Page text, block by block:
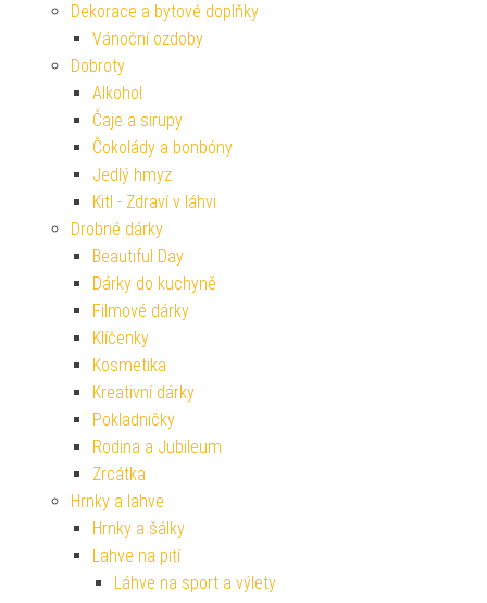
Dekorace a bytové doplňky
Vánoční ozdoby
Dobroty
Alkohol
Čaje a sirupy
Čokolády a bonbóny
Jedlý hmyz
Kitl - Zdraví v láhvi
Drobné dárky
Beautiful Day
Dárky do kuchyně
Filmové dárky
Klíčenky
Kosmetika
Kreativní dárky
Pokladničky
Rodina a Jubileum
Zrcátka
Hrnky a lahve
Hrnky a šálky
Lahve na pití
Láhve na sport a výlety